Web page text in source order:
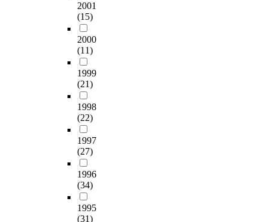
2001
(15)
2000
(11)
1999
(21)
1998
(22)
1997
(27)
1996
(34)
1995
(31)